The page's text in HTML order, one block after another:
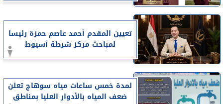
تعيين المقدم أحمد عاصم حمزة رئيسا
لمباحث مركز شرطة أسيوط
لمدة خمس ساعات مياه سوهاج تعلن
ضعف المياه بالأدوار العليا بمناطق